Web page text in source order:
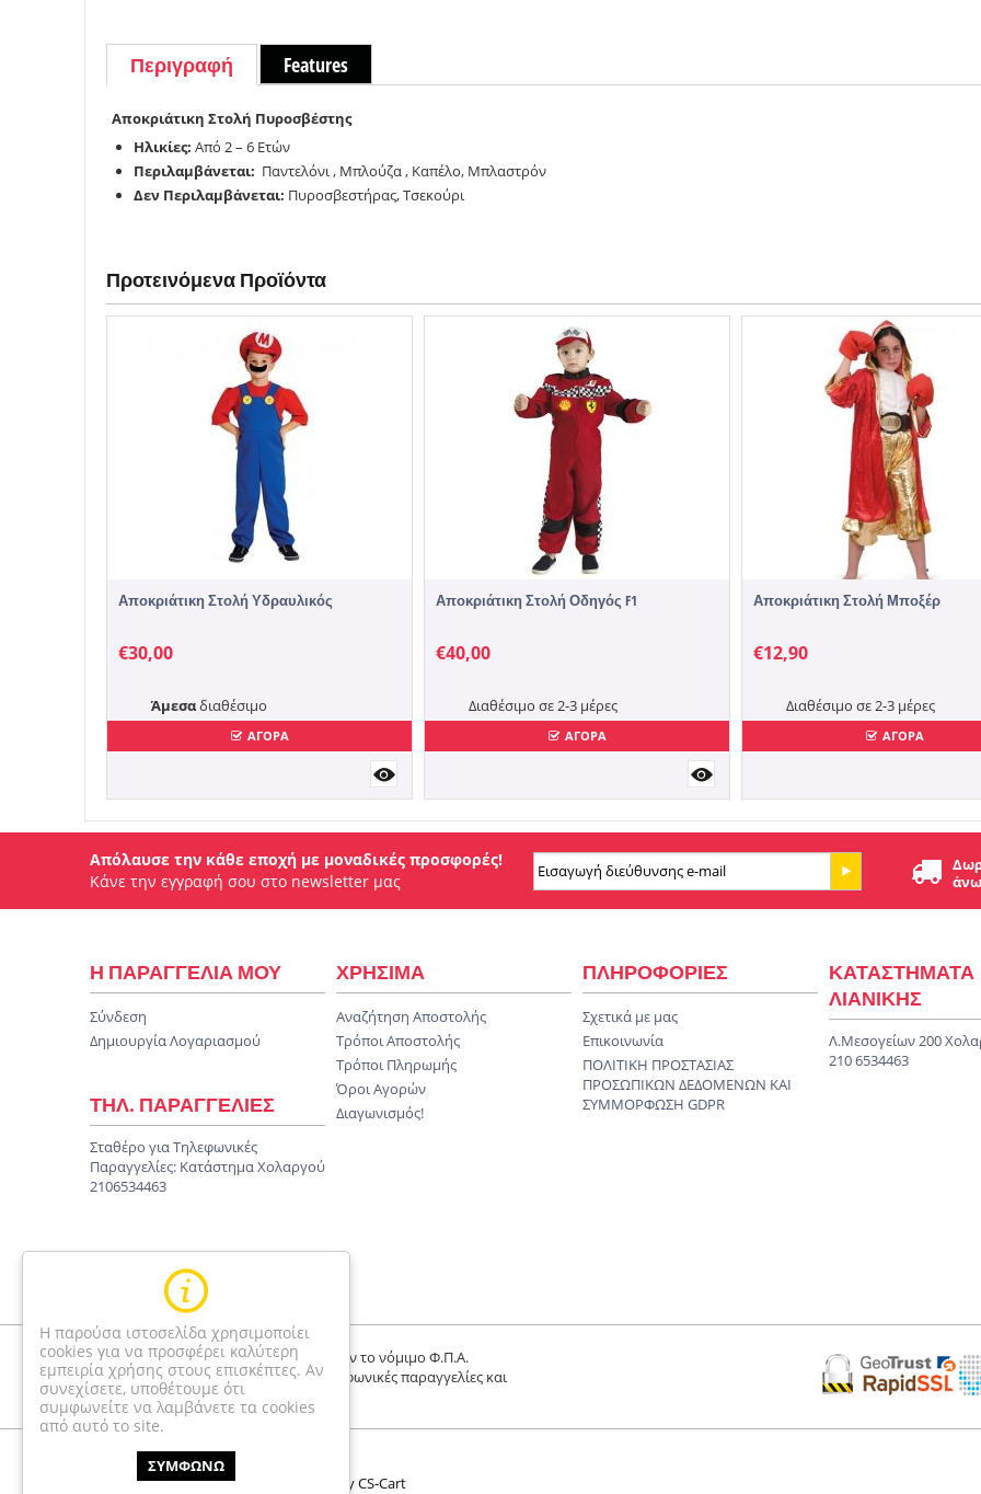
Η παρούσα ιστοσελίδα χρησιμοποίει
cookies για να προσφέρει καλύτερη
εμπειρία χρήσης στους επισκέπτες. Αν
συνεχίσετε, υποθέτουμε ότι
συμφωνείτε να λαμβάνετε τα cookies
από αυτό το site.
ΣΥΜΦΩΝΩ
Περιγραφή Features
Αποκριάτικη Στολή Πυροσβέστης
Ηλικίες: Από 2 – 6 Ετών
Περιλαμβάνεται: Παντελόνι , Μπλούζα , Καπέλο, Μπλαστρόν
Δεν Περιλαμβάνεται: Πυροσβεστήρας, Τσεκούρι
Προτεινόμενα Προϊόντα
Αποκριάτικη Στολή Υδραυλικός
€30,00
Άμεσαδιαθέσιμο
ΑΓΟΡΑ
Αποκριάτικη Στολή Οδηγός F1
€40,00
Διαθέσιμο σε 2-3 μέρες
ΑΓΟΡΑ
Αποκριάτικη Στολή Μποξέρ
€12,90
Διαθέσιμο σε 2-3 μέρες
ΑΓΟΡΑ
Απόλαυσε την κάθε εποχή με μοναδικές προσφορές!
Κάνε την εγγραφή σου στο newsletter μας
Η ΠΑΡΑΓΓΕΛΙΑ ΜΟΥ
Σύνδεση
Δημιουργία Λογαριασμού
ΤΗΛ. ΠΑΡΑΓΓΕΛΙΕΣ
Σταθέρο για Τηλεφωνικές
Παραγγελίες: Κατάστημα Χολαργού
2106534463
ΧΡΗΣΙΜΑ
Αναζήτηση Αποστολής
Τρόποι Αποστολής
Τρόποι Πληρωμής
Όροι Αγορών
Διαγωνισμός!
ΠΛΗΡΟΦΟΡΙΕΣ
Σχετικά με μας
Επικοινωνία
ΠΟΛΙΤΙΚΗ ΠΡΟΣΤΑΣΙΑΣ
ΠΡΟΣΩΠΙΚΩΝ ΔΕΔΟΜΕΝΩΝ KAI
ΣΥΜΜΟΡΦΩΣΗ GDPR
ΚΑΤΑΣΤΗΜΑΤΑ
ΛΙΑΝΙΚΗΣ
Λ.Μεσογείων 200
210 6534463
Οι τιμές είναι τελικές και περιλαμβάνουν το νόμιμο Φ.Π.Α.
Οι τιμές αφορούν μόνο online και τηλεφωνικές παραγγελίες και
διαφέρουν απο το κατάστημα
© 2004-2026 Happyseasons. Powered by CS-Cart